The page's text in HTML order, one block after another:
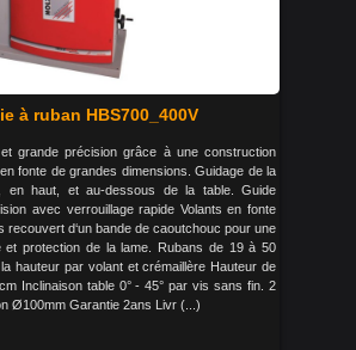
à ruban HBS700_400V
grande précision grâce à une construction
fonte de grandes dimensions. Guidage de la
en haut, et au-dessous de la table. Guide
avec verrouillage rapide Volants en fonte
recouvert d‘un bande de caoutchouc pour une
et protection de la lame. Rubans de 19 à 50
hauteur par volant et crémaillère Hauteur de
Inclinaison table 0° - 45° par vis sans fin. 2
Ø100mm Garantie 2ans Livr (...)